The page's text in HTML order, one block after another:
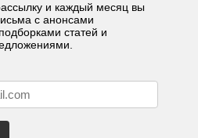
и каждый месяц вы
с анонсами
статей и